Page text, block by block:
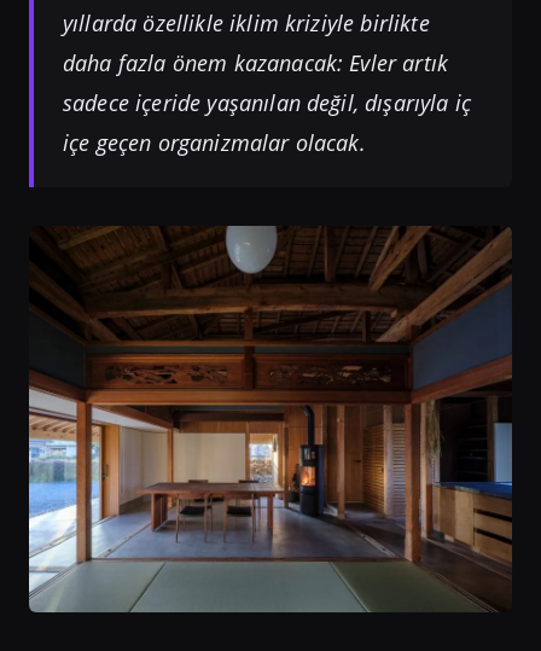
yıllarda özellikle iklim kriziyle birlikte
daha fazla önem kazanacak: Evler artık
sadece içeride yaşanılan değil, dışarıyla iç
içe geçen organizmalar olacak.